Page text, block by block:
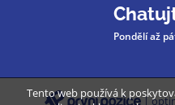
Pondělí až
|
Tento web používá k